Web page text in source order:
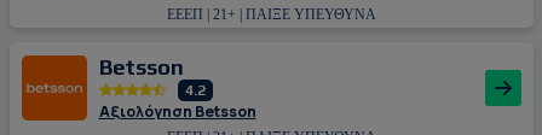
ΕΕΕΠ | 21+ | ΠΑΙΞΕ ΥΠΕΥΘΥΝΑ
Betsson
4.2
Αξιολόγηση Betsson